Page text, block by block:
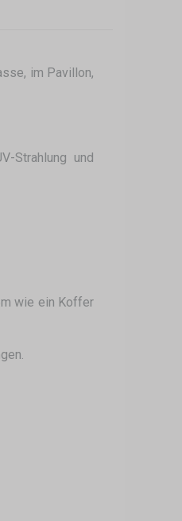
im Pavillon,
Strahlung und
wie ein Koffer